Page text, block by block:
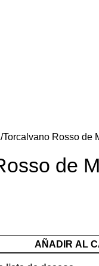
Torcalvano Rosso de
de
AÑADIR AL